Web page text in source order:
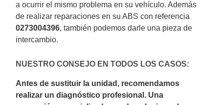
a ocurrir el mismo problema en su vehículo. Además
de realizar reparaciones en su ABS con referencia
0273004396, también podemos darle una pieza de
intercambio.
NUESTRO CONSEJO EN TODOS LOS CASOS:
Antes de sustituir la unidad, recomendamos
realizar un diagnóstico profesional. Una